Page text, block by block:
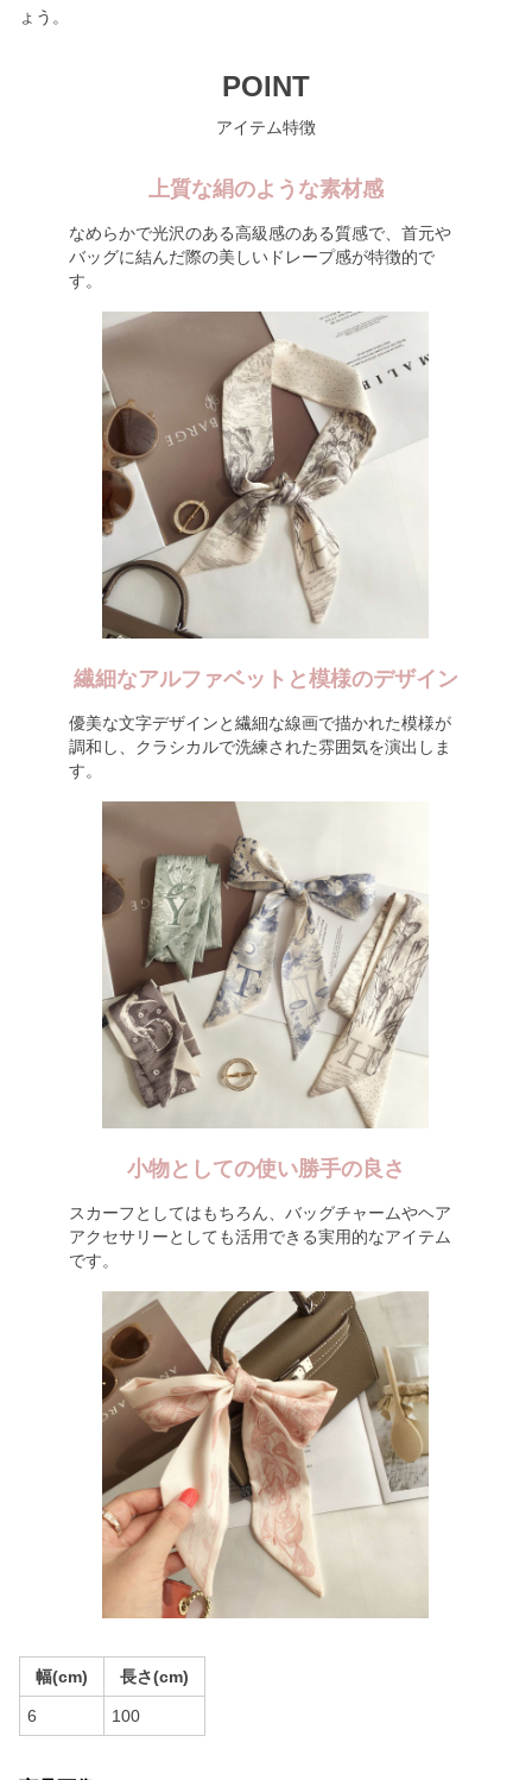
ょう。
POINT
アイテム特徴
上質な絹のような素材感
なめらかで光沢のある高級感のある質感で、首元や
バッグに結んだ際の美しいドレープ感が特徴的で
す。
繊細なアルファベットと模様のデザイン
優美な文字デザインと繊細な線画で描かれた模様が
調和し、クラシカルで洗練された雰囲気を演出しま
す。
小物としての使い勝手の良さ
スカーフとしてはもちろん、バッグチャームやヘア
アクセサリーとしても活用できる実用的なアイテム
です。
幅(cm) 長さ(cm)
6 100